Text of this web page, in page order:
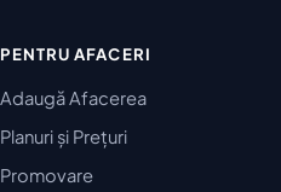
PENTRU AFACERI
Adaugă Afacerea
Planuri și Prețuri
Promovare